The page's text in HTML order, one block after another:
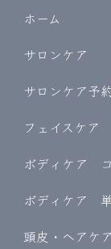
ホーム
サロンケア
サロンケア予
フェイスケア
ボディケア
ボディケア
頭皮・ヘアケア